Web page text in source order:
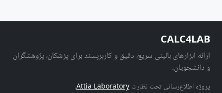
CALC4LAB
ارائه ابزارهای بالینی سریع، دقیق و کاربرپسند برای پزشکان، پژوهشگران
و دانشجویان.
پروژه اطلاع‌رسانی تحت نظارت Attia Laboratory
.